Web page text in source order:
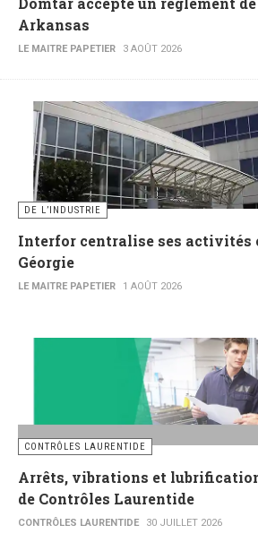
Arkansas
LE MAITRE PAPETIER 3 AOÛT 2026
DE L’INDUSTRIE
Interfor centralise ses activités
Géorgie
LE MAITRE PAPETIER 1 AOÛT 2026
CONTRÔLES LAURENTIDE
Arrêts, vibrations et
de Contrôles Laurentide
CONTRÔLES LAURENTIDE 30 JUILLET 2026